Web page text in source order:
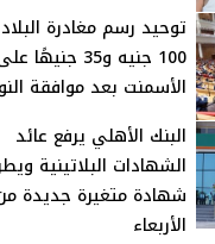
توحيد رسم مغادرة
100 جنيه و35
الأسمنت بعد موافقة
البنك الأهلي يرفع عائد
الشهادات البلاتينية
شهادة متغيرة جديدة
الأربعاء